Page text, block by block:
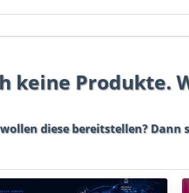
keine Produkte.
diese bereitstellen? Dann